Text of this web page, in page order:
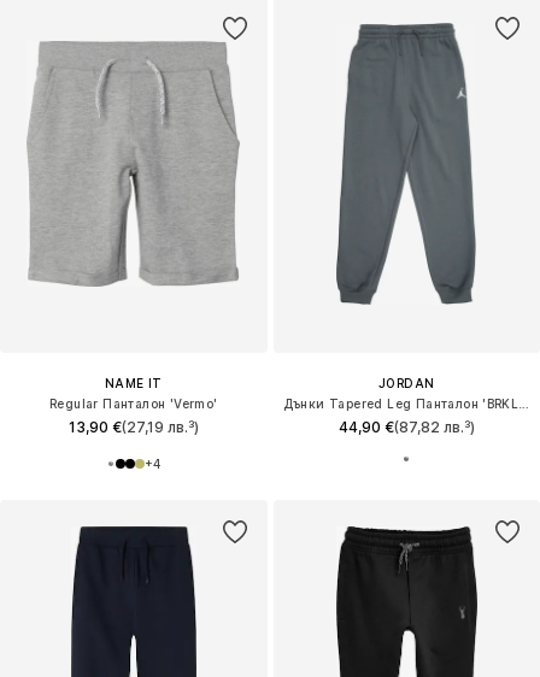
NAME IT
Regular Панталон 'Vermo'
13,90 €(27,19 лв.³)
+4
JORDAN
44,90 €(87,82 лв.³)